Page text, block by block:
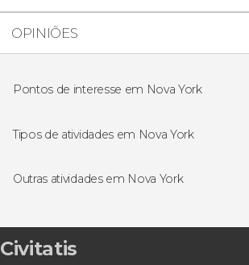
OPINIÕES
Pontos de interesse em Nova York
Estátua da Liberdade
Rockefeller Center
Madison Square Garden
Grand Central Terminal
Tipos de atividades em Nova York
Ingressos em Nova York
Visitas guiadas por Nova York
Cartões turísticos de Nova York
Outras atividades em Nova York
Excursão a Washington DC
Ingresso do Museu Americano de
Civitatis